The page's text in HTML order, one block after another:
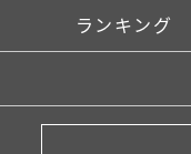
ランキング